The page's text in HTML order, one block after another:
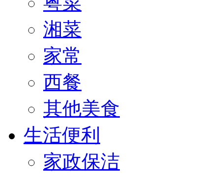
湘菜
家常
西餐
其他美食
生活便利
家政保洁